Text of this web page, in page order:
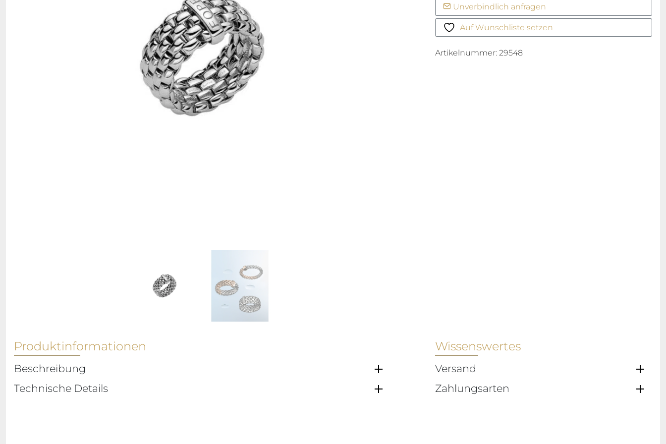
Essentials
Menge
Unverbindlich anfragen
Auf Wunschliste setzen
Artikelnummer:29548
Produktinformationen
Beschreibung
Technische Details
Wissenswertes
Versand
Zahlungsarten